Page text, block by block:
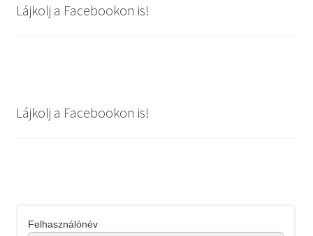
Lájkolj a Facebookon is!
Lájkolj a Facebookon is!
Felhasználónév